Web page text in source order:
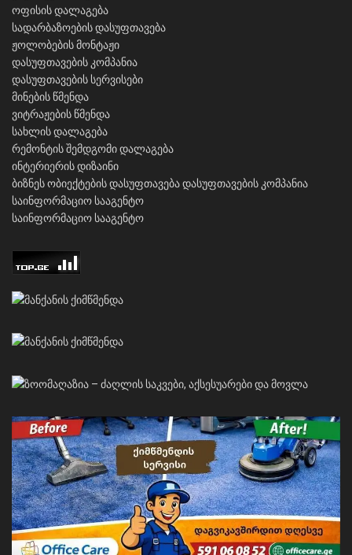
ოფისის დალაგება
სადარბაზოების დასუფთავება
ჟოლობების მონტაჟი
დასუფთავების კომპანია
დასუფთავების სერვისები
მინების წმენდა
ვიტრაჟების წმენდა
სახლის დალაგება
რემონტის შემდგომი დალაგება
ინტერიერის დიზაინი
ბიზნეს ობიექტების დასუფთავებადასუფთავების კომპანია
საინფორმაციო სააგენტო
საინფორმაციო სააგენტო